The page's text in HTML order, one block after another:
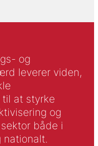
og
leverer viden,
at styrke
og
både i
nationalt.